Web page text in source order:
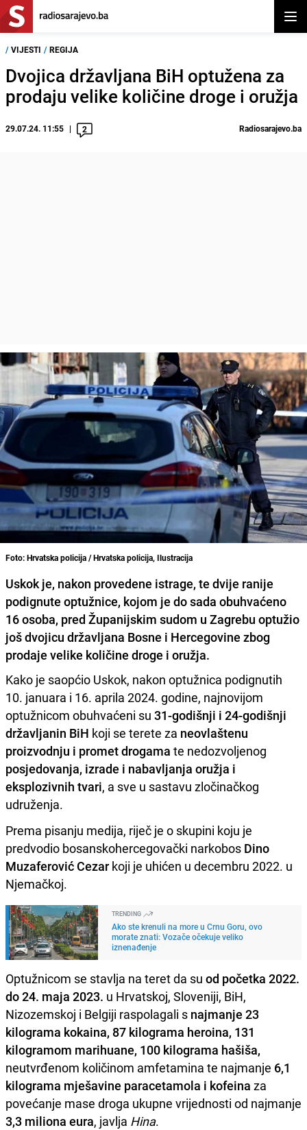
/ VIJESTI / REGIJA
Dvojica državljana BiH optužena za
prodaju velike količine droge i oružja
29.07.24. 11:55 2 Radiosarajevo.ba
Foto: Hrvatska policija / Hrvatska policija, Ilustracija
Uskok je, nakon provedene istrage, te dvije ranije
podignute optužnice, kojom je do sada obuhvaćeno
16 osoba, pred Županijskim sudom u Zagrebu optužio
još dvojicu državljana Bosne i Hercegovine zbog
prodaje velike količine droge i oružja.
Kako je saopćio Uskok, nakon optužnica podignutih
10. januara i 16. aprila 2024. godine, najnovijom
optužnicom obuhvaćeni su 31-godišnji i 24-godišnji
državljanin BiH koji se terete za neovlaštenu
proizvodnju i promet drogama te nedozvoljenog
posjedovanja, izrade i nabavljanja oružja i
eksplozivnih tvari, a sve u sastavu zločinačkog
udruženja.
Prema pisanju medija, riječ je o skupini koju je
predvodio bosanskohercegovački narkobos Dino
Muzaferović Cezar koji je uhićen u decembru 2022. u
Njemačkoj.
TRENDING
Ako ste krenuli na more u Crnu Goru, ovo
morate znati: Vozače očekuje veliko
iznenađenje
Optužnicom se stavlja na teret da su od početka 2022.
do 24. maja 2023. u Hrvatskoj, Sloveniji, BiH,
Nizozemskoj i Belgiji raspolagali s najmanje 23
kilograma kokaina, 87 kilograma heroina, 131
kilogramom marihuane, 100 kilograma hašiša,
neutvrđenom količinom amfetamina te najmanje 6,1
kilograma mješavine paracetamola i kofeina za
povećanje mase droga ukupne vrijednosti od najmanje
3,3 miliona eura, javlja Hina.